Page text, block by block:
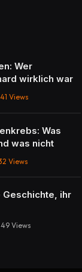
Wer
wirklich war
Views
Was
was nicht
Views
Geschichte, ihr
Views